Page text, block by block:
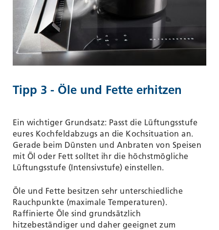
Tipp 3 - Öle und Fette erhitzen
Ein wichtiger Grundsatz: Passt die Lüftungsstufe
eures Kochfeldabzugs an die Kochsituation an.
Gerade beim Dünsten und Anbraten von Speisen
mit Öl oder Fett solltet ihr die höchstmögliche
Lüftungsstufe (Intensivstufe) einstellen.
Öle und Fette besitzen sehr unterschiedliche
Rauchpunkte (maximale Temperaturen).
Raffinierte Öle sind grundsätzlich
hitzebeständiger und daher geeignet zum